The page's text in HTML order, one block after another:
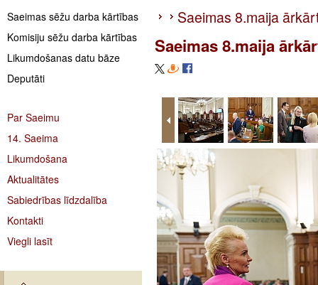
Saeimas sēžu darba kārtības
Komisiju sēžu darba kārtības
Likumdošanas datu bāze
Deputāti
Par Saeimu
14. Saeima
Likumdošana
Aktualitātes
Sabiedrības līdzdalība
Kontakti
Viegli lasīt
Saeimas 8.maija
Saeimas 8.maija